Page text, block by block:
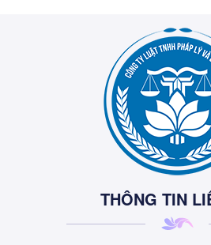
THÔNG TIN